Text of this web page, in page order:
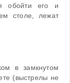
обойти его и
столе, лежат
в замкнутом
(выстрелы не